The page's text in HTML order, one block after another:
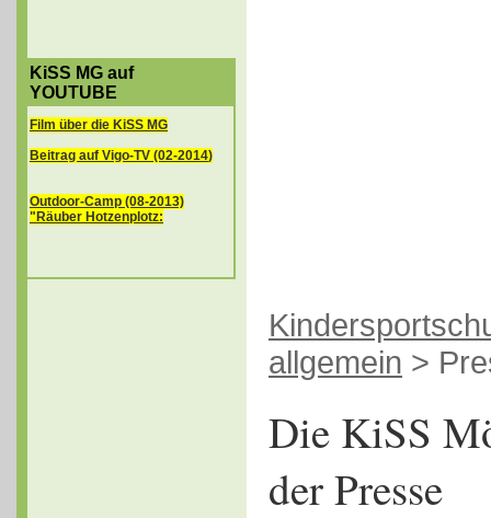
KiSS MG auf
YOUTUBE
Film über die KiSS MG
Beitrag auf Vigo-TV (02-2014)
Outdoor-Camp (08-2013)
"Räuber Hotzenplotz:
allgemein >
Die KiSS
der Presse